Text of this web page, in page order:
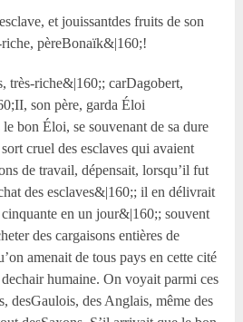
et jouissantdes fruits de son
pèreBonaïk&|160;!
très-riche&|160;; carDagobert,
son père, garda Éloi
bon Éloi, se souvenant de sa dure
cruel des esclaves qui avaient
de travail, dépensait, lorsqu’il fut
des esclaves&|160;; il en délivrait
en un jour&|160;; souvent
des cargaisons entières de
amenait de tous pays en cette cité
humaine. On voyait parmi ces
desGaulois, des Anglais, même des